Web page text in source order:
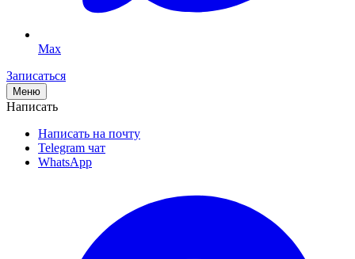
Max
Записаться
Меню
Написать
Написать на почту
Telegram чат
WhatsApp